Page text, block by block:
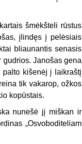
šmėkšteli rūstus
įlindęs į pelėsiais
bliaunantis senasis
Janošas gena
palto kišenėj į laikraštį
tik vakarop, ožkos
kopūstais.
nunešė jį miškan ir
„Osvoboditeliam